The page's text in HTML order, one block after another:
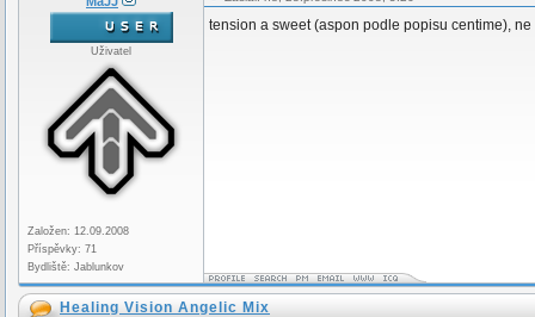
Uživatel
Založen: 12.09.2008
Příspěvky: 71
Bydliště: Jablunkov
tension a sweet (aspon podle popisu centime),
Healing Vision Angelic Mix